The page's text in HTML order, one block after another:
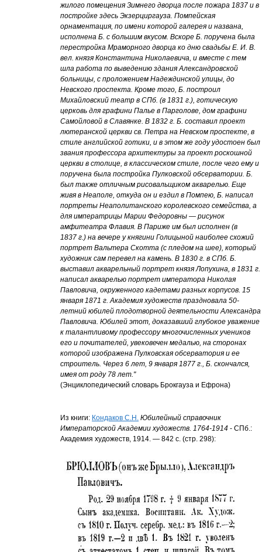
жилого помещения Зимнего дворца после пожара 1837 и в
постройке здесь Экзерциргауза. Помпейская
орнаментация, по имени которой галерея и названа,
исполнена Б. с большим вкусом. Вскоре Б. поручена была
перестройка Мраморного дворца ко дню свадьбы Е. И. В.
вел. князя Константина Николаевича, и вместе с тем
шла работа по выведению здания Александровской
больницы, с проложением Надеждинской улицы, до
Невского проспекта. Кроме того, Б. построил
Михайловский театр в СПб. (в 1831 г.), готическую
церковь для графини Палье в Парголове, дом графини
Самойловой в Славянке. В 1832 г. Б. составил проект
лютеранской церкви св. Петра на Невском проспекте, в
стиле английской готики, и в этом же году удостоен был
звания профессора архитектуры за проект роскошной
церкви в столице, в классическом стиле, после чего ему и
поручена была постройка Пулковской обсерватории. Б.
был также отличным рисовальщиком акварелью. Еще
живя в Неаполе, откуда он и ездил в Помпею, Б. написал
портреты Неаполитанского королевского семейства, а
для императрицы Марии Федоровны — рисунок
амфитеатра Флавия. В Париже им был исполнен (в
1837 г.) на вечере у княгини Голицыной наиболее схожий
портрет Вальтера Скотта (с пледом на шее), который
художник сам перевел на камень. В 1830 г. в СПб. Б.
выставил акварельный портрет князя Лопухина, в 1831 г.
написал акварелью портрет императора Николая
Павловича, окруженного кадетами разных корпусов. 15
января 1871 г. Академия художеств праздновала 50-
летний юбилей плодотворной деятельности Александра
Павловича. Юбилей этот, доказавший глубокое уважение
к талантливому профессору многочисленных учеников
его и почитателей, увековечен медалью, на сторонах
которой изображена Пулковская обсерватория и ее
строитель. Через 6 лет, 9 января 1877 г., Б. скончался,
имея от роду 78 лет."
(Энциклопедический словарь Брокгауза и Ефрона)
Из книги: Кондаков С.Н. Юбилейный справочник
Императорской Академии художеств. 1764-1914- СПб.:
Академия художеств, 1914. — 842 с. (стр. 298):